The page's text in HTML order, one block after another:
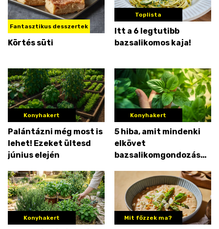
Fantasztikus desszertek
Körtés süti
Toplista
Itt a 6 legtutibb
bazsalikomos kaja!
Konyhakert
Palántázni még most is
lehet! Ezeket ültesd
június elején
Konyhakert
5 hiba, amit mindenki
elkövet
bazsalikomgondozás
Konyhakert Mit főzzek ma?